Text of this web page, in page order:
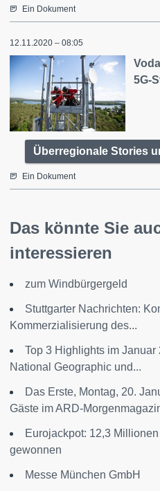
Ein Dokument
12.11.2020 – 08:05
5G-
Überregionale Stories
Ein Dokument
Das könnte Sie
interessieren
zum Windbürgergeld
Stuttgarter Nachrichten:
Kommerzialisierung des...
Top 3 Highlights im
National Geographic und...
Das Erste, Montag, 20.
Gäste im ARD-
Eurojackpot: 12,3
gewonnen
Messe München GmbH